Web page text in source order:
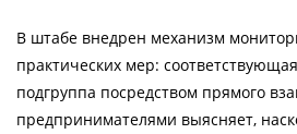
В штабе внедрен механизм
практических мер:
подгруппа посредством прямого
предпринимателями выясняет,